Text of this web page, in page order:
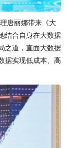
唐丽娜带来《大
结合自身在大数据
之道，直面大数据
据实现低成本、高